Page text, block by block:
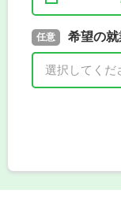
必須 取得予定
任意 希望の就